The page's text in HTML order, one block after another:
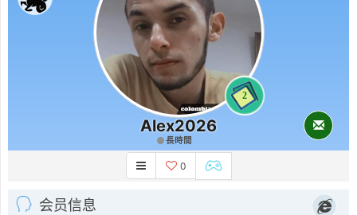
2
Alex2026
長時間
0
会员信息